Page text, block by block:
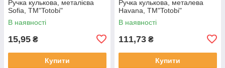
Ручка кулькова, металієва
Sofia, ТМ"Totobi"
В наявності
15,95 ₴
Купити
Ручка кулькова, металева
Havana, ТМ"Totobi"
В наявності
111,73 ₴
Купити